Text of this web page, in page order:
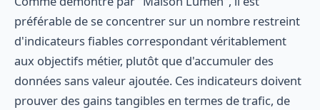
préférable de se concentrer sur un nombre restreint
d'indicateurs fiables correspondant véritablement
aux objectifs métier, plutôt que d'accumuler des
données sans valeur ajoutée. Ces indicateurs doivent
prouver des gains tangibles en termes de trafic, de